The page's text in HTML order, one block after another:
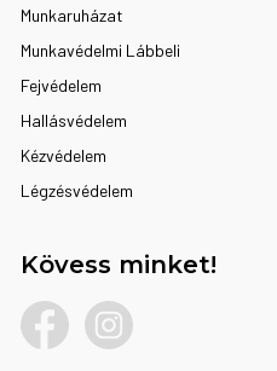
Munkaruházat
Munkavédelmi Lábbeli
Fejvédelem
Hallásvédelem
Kézvédelem
Légzésvédelem
Kövess minket!